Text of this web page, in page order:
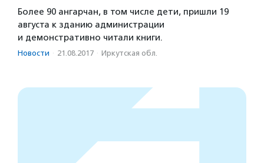
Более 90 ангарчан, в том числе дети, пришли 19
августа к зданию администрации
и демонстративно читали книги.
Новости · 21.08.2017 · Иркутская обл.